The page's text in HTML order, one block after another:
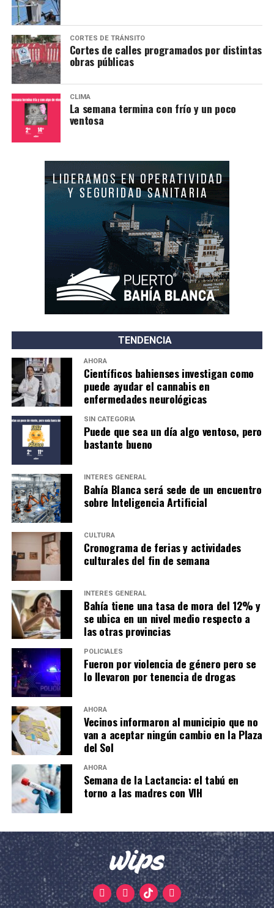
CORTES DE TRÁNSITO
Cortes de calles programados por distintas
obras públicas
CLIMA
La semana termina con frío y un poco
ventosa
TENDENCIA
AHORA
Científicos bahienses investigan como
puede ayudar el cannabis en
enfermedades neurológicas
SIN CATEGORÍA
Puede que sea un día algo ventoso, pero
bastante bueno
INTERÉS GENERAL
Bahía Blanca será sede de un encuentro
sobre Inteligencia Artificial
CULTURA
Cronograma de ferias y actividades
culturales del fin de semana
INTERÉS GENERAL
Bahía tiene una tasa de mora del 12% y
se ubica en un nivel medio respecto a
las otras provincias
POLICIALES
Fueron por violencia de género pero se
lo llevaron por tenencia de drogas
AHORA
Vecinos informaron al municipio que no
van a aceptar ningún cambio en la Plaza
del Sol
AHORA
Semana de la Lactancia: el tabú en
torno a las madres con VIH